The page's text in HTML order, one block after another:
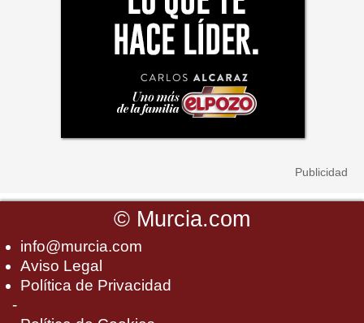
© Murcia.com
info@murcia.com
Aviso Legal
Política de Privacidad
-